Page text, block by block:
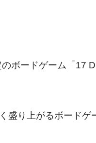
ボードゲーム「17
盛り上がるボードゲ